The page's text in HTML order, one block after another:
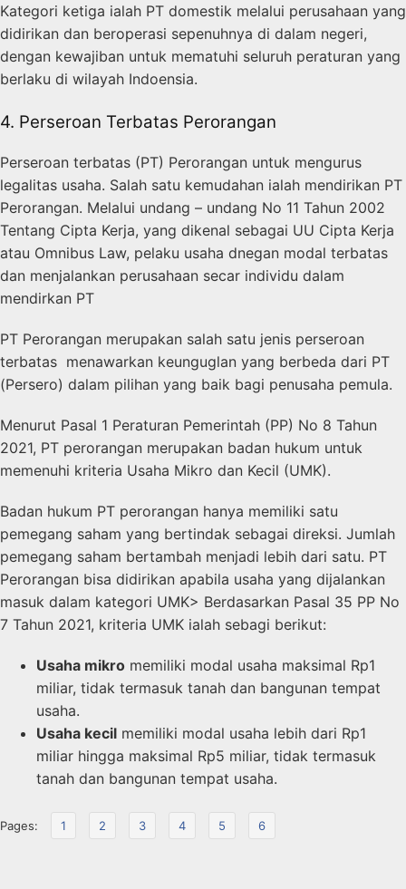
Kategori ketiga ialah PT domestik melalui perusahaan yang
didirikan dan beroperasi sepenuhnya di dalam negeri,
dengan kewajiban untuk mematuhi seluruh peraturan yang
berlaku di wilayah Indoensia.
4. Perseroan Terbatas Perorangan
Perseroan terbatas (PT) Perorangan untuk mengurus
legalitas usaha. Salah satu kemudahan ialah mendirikan PT
Perorangan. Melalui undang – undang No 11 Tahun 2002
Tentang Cipta Kerja, yang dikenal sebagai UU Cipta Kerja
atau Omnibus Law, pelaku usaha dnegan modal terbatas
dan menjalankan perusahaan secar individu dalam
mendirkan PT
PT Perorangan merupakan salah satu jenis perseroan
terbatas menawarkan keunguglan yang berbeda dari PT
(Persero) dalam pilihan yang baik bagi penusaha pemula.
Menurut Pasal 1 Peraturan Pemerintah (PP) No 8 Tahun
2021, PT perorangan merupakan badan hukum untuk
memenuhi kriteria Usaha Mikro dan Kecil (UMK).
Badan hukum PT perorangan hanya memiliki satu
pemegang saham yang bertindak sebagai direksi. Jumlah
pemegang saham bertambah menjadi lebih dari satu. PT
Perorangan bisa didirikan apabila usaha yang dijalankan
masuk dalam kategori UMK> Berdasarkan Pasal 35 PP No
7 Tahun 2021, kriteria UMK ialah sebagi berikut:
Usaha mikro memiliki modal usaha maksimal Rp1
miliar, tidak termasuk tanah dan bangunan tempat
usaha.
Usaha kecil memiliki modal usaha lebih dari Rp1
miliar hingga maksimal Rp5 miliar, tidak termasuk
tanah dan bangunan tempat usaha.
Pages: 1 2 3 4 5 6